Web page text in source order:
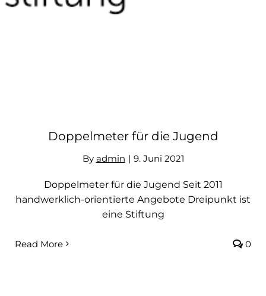
Doppelmeter für die Jugend
By admin | 9. Juni 2021
Doppelmeter für die Jugend Seit 2011
handwerklich-orientierte Angebote Dreipunkt ist
eine Stiftung
Read More 0